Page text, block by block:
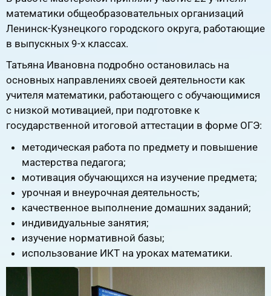
математики общеобразовательных организаций
Ленинск-Кузнецкого городского округа, работающие
в выпускных 9-х классах.
Татьяна Ивановна подробно остановилась на
основных направлениях своей деятельности как
учителя математики, работающего с обучающимися
с низкой мотивацией, при подготовке к
государственной итоговой аттестации в форме ОГЭ:
методическая работа по предмету и повышение
мастерства педагога;
мотивация обучающихся на изучение предмета;
урочная и внеурочная деятельность;
качественное выполнение домашних заданий;
индивидуальные занятия;
изучение нормативной базы;
использование ИКТ на уроках математики.